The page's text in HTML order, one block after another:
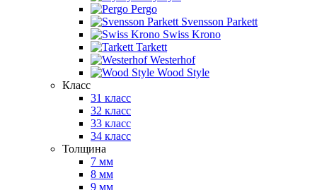
Pergo
Svensson Parkett
Swiss Krono
Tarkett
Westerhof
Wood Style
Класс
31 класс
32 класс
33 класс
34 класс
Толщина
7 мм
8 мм
9 мм